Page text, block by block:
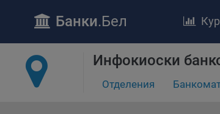
Банки.Бел
Инфокиоски
Отделения